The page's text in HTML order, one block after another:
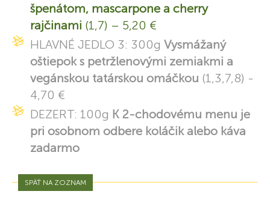
špenátom, mascarpone a cherry
rajčinami (1,7) – 5,20 €
HLAVNÉ JEDLO 3: 300g Vysmážaný
oštiepok s petržlenovými zemiakmi a
vegánskou tatárskou omáčkou (1,3,7,8) -
4,70 €
DEZERT: 100g K 2-chodovému menu je
pri osobnom odbere koláčik alebo káva
zadarmo
SPÄŤ NA ZOZNAM